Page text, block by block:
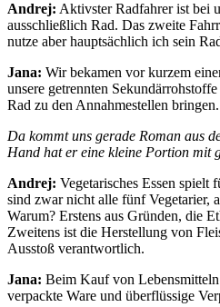
Andrej: Aktivster Radfahrer ist bei
ausschließlich Rad. Das zweite
nutze aber hauptsächlich ich sein
Jana: Wir bekamen vor kurzem
unsere getrennten
Rad zu den Annahmestellen bringen.
Da kommt uns gerade Roman aus
Hand hat er eine kleine Portion mit
Andrej: Vegetarisches Essen
sind zwar nicht alle fünf Vegetarier,
Warum? Erstens aus Gründen, die
Zweitens ist die Herstellung von
Ausstoß verantwortlich.
Jana: Beim Kauf von
verpackte Ware und überflüssige